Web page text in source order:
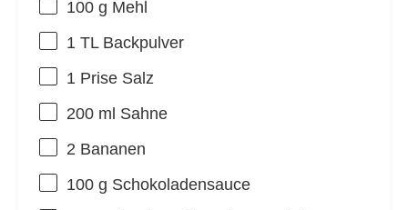
100 g Mehl
1TL Backpulver
1Prise Salz
200ml Sahne
2 Bananen
100 g Schokoladensauce